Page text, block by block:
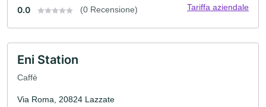
0.0 (0 Recensione) Tariffa aziendale
Eni Station
Caffè
Via Roma, 20824 Lazzate